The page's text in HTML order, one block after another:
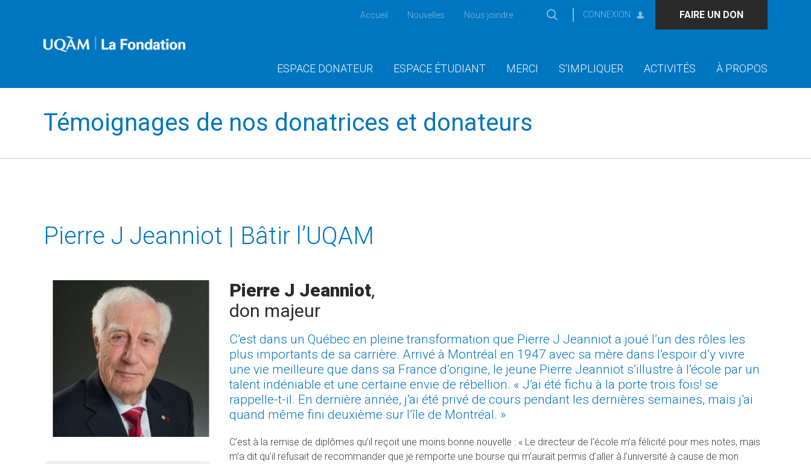
Accueil Nouvelles Nous joindre CONNEXION FAIRE UN DON
ESPACE DONATEUR ESPACE ÉTUDIANT MERCI S'IMPLIQUER ACTIVITÉS À PROPOS
Témoignages de nos donatrices et donateurs
Pierre J Jeanniot | Bâtir l’UQAM
Pierre J Jeanniot,
don majeur
C’est dans un Québec en pleine transformation que Pierre J Jeanniot a joué l’un des rôles les
plus importants de sa carrière. Arrivé à Montréal en 1947 avec sa mère dans l’espoir d’y vivre
une vie meilleure que dans sa France d’origine, le jeune Pierre Jeanniot s’illustre à l’école par un
talent indéniable et une certaine envie de rébellion. « J’ai été fichu à la porte trois fois! se
rappelle-t-il. En dernière année, j’ai été privé de cours pendant les dernières semaines, mais j’ai
quand même fini deuxième sur l’île de Montréal. »
C’est à la remise de diplômes qu’il reçoit une moins bonne nouvelle : « Le directeur de l’école m’a félicité pour mes notes, mais
m’a dit qu’il refusait de recommander que je remporte une bourse qui m’aurait permis d’aller à l’université à cause de mon